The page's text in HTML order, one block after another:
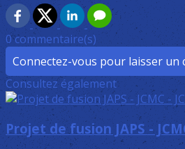
0 commentaire(s)
Connectez-vous pour laisser un
Consultez également
Projet de fusion JAPS -